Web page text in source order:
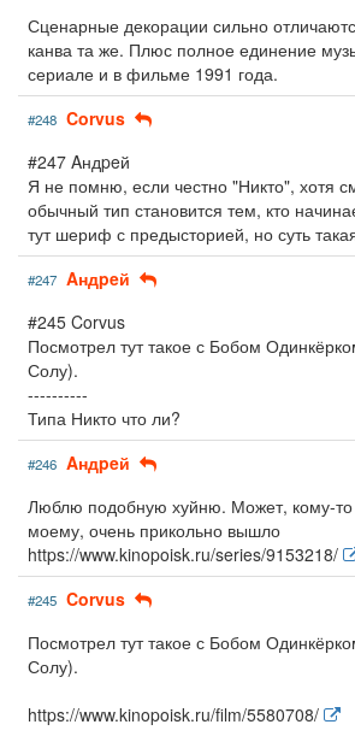
Сценарные декорации сильно
канва та же. Плюс полное единение
сериале и в фильме 1991 года.
#248 Corvus
#247 Aндpeй
Я не помню, если честно "Никто", хотя
обычный тип становится тем, кто
тут шериф с предысторией, но суть
#247 Aндpeй
#245 Corvus
Посмотрел тут такое с Бобом
Солу).
----------
Типа Никто что ли?
#246 Aндpeй
Люблю подобную хуйню. Может, кому-то
моему, очень прикольно вышло
https://www.kinopoisk.ru/series/9153218/
#245 Corvus
Посмотрел тут такое с Бобом
Солу).
https://www.kinopoisk.ru/film/5580708/